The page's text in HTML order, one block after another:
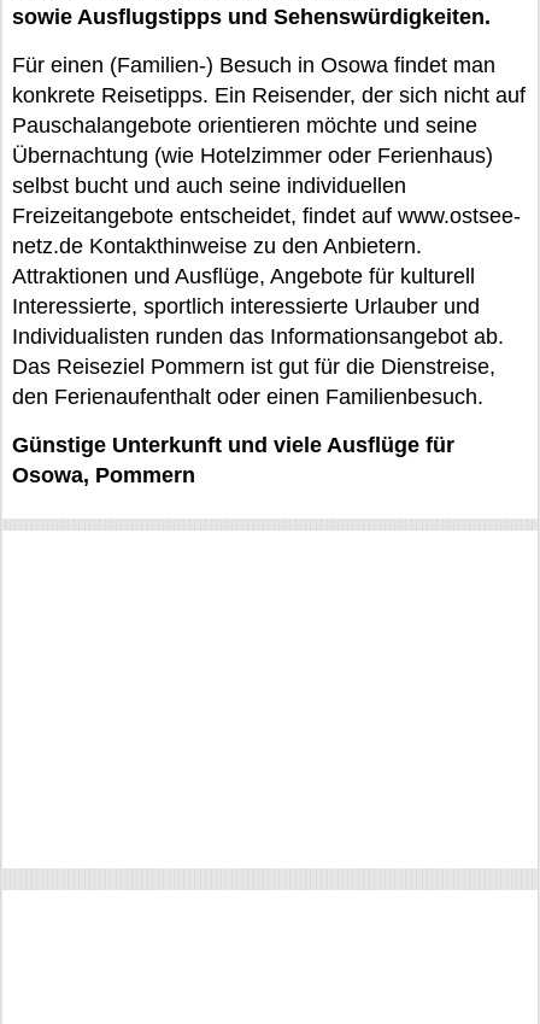
sowie Ausflugstipps und Sehenswürdigkeiten.
Für einen (Familien-) Besuch in Osowa findet man
konkrete Reisetipps. Ein Reisender, der sich nicht auf
Pauschalangebote orientieren möchte und seine
Übernachtung (wie Hotelzimmer oder Ferienhaus)
selbst bucht und auch seine individuellen
Freizeitangebote entscheidet, findet auf www.ostsee-
netz.de Kontakthinweise zu den Anbietern.
Attraktionen und Ausflüge, Angebote für kulturell
Interessierte, sportlich interessierte Urlauber und
Individualisten runden das Informationsangebot ab.
Das Reiseziel Pommern ist gut für die Dienstreise,
den Ferienaufenthalt oder einen Familienbesuch.
Günstige Unterkunft und viele Ausflüge für
Osowa, Pommern